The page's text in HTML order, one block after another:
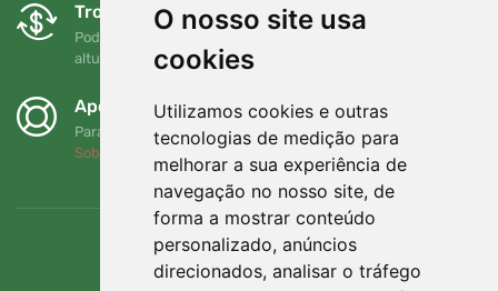
O nosso site usa
cookies
Utilizamos cookies e outras
tecnologias de medição para
melhorar a sua experiência de
navegação no nosso site, de
forma a mostrar conteúdo
personalizado, anúncios
direcionados, analisar o tráfego
Trocas e devoluções gratuitas
Pode devolver ou trocar a sua encomenda em qualquer
altura no prazo de 90 dias
Apoiamos a Trees.org
Para cada encomenda plantamos uma árvore! Leia mais
Sobre nós